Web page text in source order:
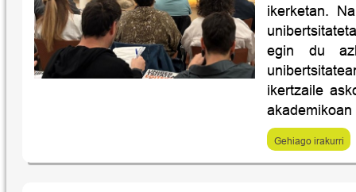
ikerketan.
egin du
ikertzaile
Gehiago irakurri